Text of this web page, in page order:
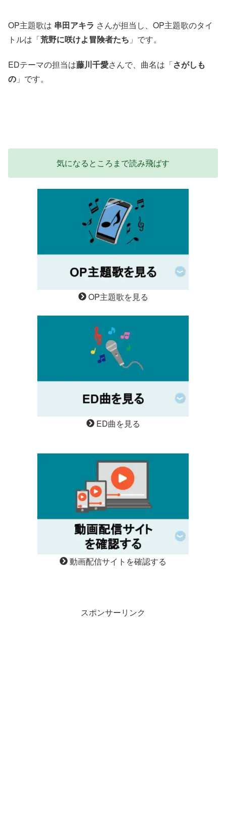
OP主題歌は 串田アキラ さんが担当し、OP主題歌のタイ
トルは「荒野に咲けよ冒険者たち 」です。
EDテーマの担当は藤川千愛さんで、曲名は「さがしも
の 」です。
気になるところまで読み飛ばす
OP主題歌を見る
ED曲を見る
動画配信サイトを確認する
スポンサーリンク